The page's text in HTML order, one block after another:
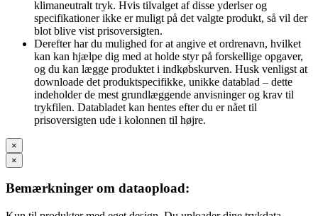
klimaneutralt tryk. Hvis tilvalget af disse yderlser og
specifikationer ikke er muligt på det valgte produkt, så vil der
blot blive vist prisoversigten.
Derefter har du mulighed for at angive et ordrenavn, hvilket
kan kan hjælpe dig med at holde styr på forskellige opgaver,
og du kan lægge produktet i indkøbskurven. Husk venligst at
downloade det produktspecifikke, unikke datablad – dette
indeholder de mest grundlæggende anvisninger og krav til
trykfilen. Databladet kan hentes efter du er nået til
prisoversigten ude i kolonnen til højre.
×
×
Bemærkninger om dataopload: